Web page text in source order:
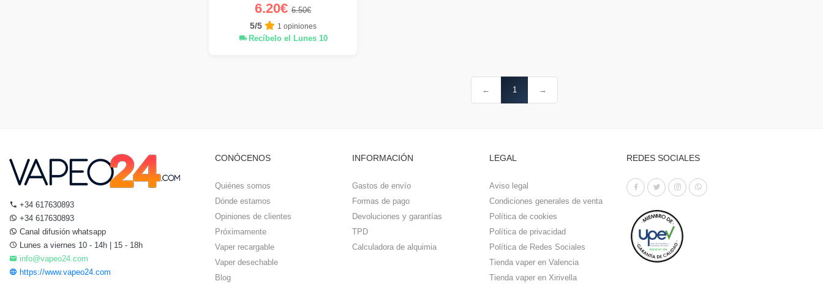
6.20€ 6.50€
5/5 1 opiniones
Recíbelo el Lunes 10
← 1 →
+34 617630893
+34 617630893
Canal difusión whatsapp
Lunes a viernes 10 - 14h | 15 - 18h
info@vapeo24.com
https://www.vapeo24.com
CONÓCENOS
Quiénes somos
Dónde estamos
Opiniones de clientes
Próximamente
Vaper recargable
Vaper desechable
Blog
INFORMACIÓN
Gastos de envío
Formas de pago
Devoluciones y garantías
TPD
Calculadora de alquimia
LEGAL
Aviso legal
Condiciones generales de venta
Política de cookies
Política de privacidad
Política de Redes Sociales
Tienda vaper en Valencia
Tienda vaper en Xirivella
REDES SOCIALES